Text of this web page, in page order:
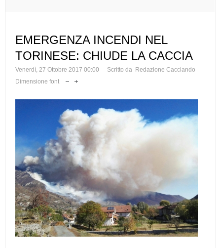
EMERGENZA INCENDI NEL
TORINESE: CHIUDE LA CACCIA
Venerdì, 27 Ottobre 2017 00:00
Scritto da Redazione Cacciando
Dimensione font